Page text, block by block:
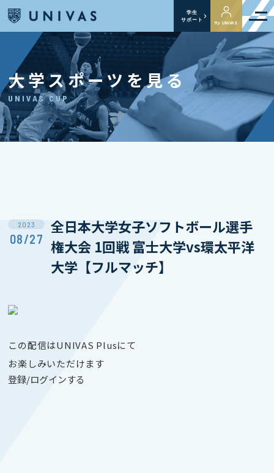
学生
サポート
My UNIVAS
大学スポーツを見る
UNIVAS CUP
2023
08/27
全日本大学女子ソフトボール選手
権大会 1回戦 富士大学vs環太平洋
大学【フルマッチ】
この配信はUNIVAS Plusにて
お楽しみいただけます
登録/ログインする